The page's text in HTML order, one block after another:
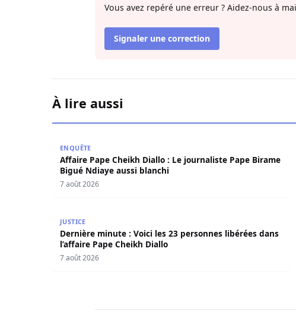
Vous avez repéré une erreur ? Aidez-nous à
Signaler une correction
À lire aussi
ENQUÊTE
Affaire Pape Cheikh Diallo : Le journaliste Pape Birame
Bigué Ndiaye aussi blanchi
7 août 2026
JUSTICE
Dernière minute : Voici les 23 personnes libérées dans
l’affaire Pape Cheikh Diallo
7 août 2026